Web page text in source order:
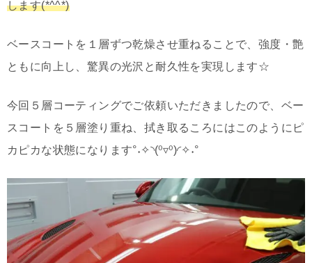
します(*^^*)
ベースコートを１層ずつ乾燥させ重ねることで、強度・艶
ともに向上し、驚異の光沢と耐久性を実現します☆
今回５層コーティングでご依頼いただきましたので、ベー
スコートを５層塗り重ね、拭き取るころにはこのようにピ
カピカな状態になります°˖✧◝(⁰▿⁰)◜✧˖°